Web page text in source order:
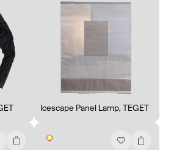
Icescape Panel Lamp, TEGET